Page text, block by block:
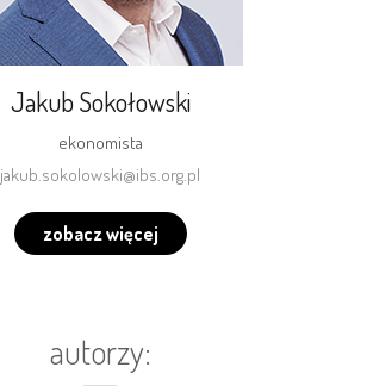
Jakub Sokołowski
ekonomista
jakub.sokolowski@ibs.org.pl
zobacz więcej
autorzy: